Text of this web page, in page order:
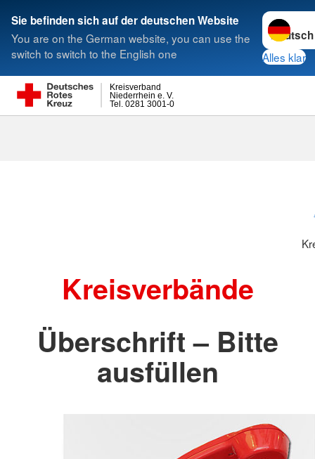
Sie befinden sich auf der deutschen Website
You are on the German website, you can use the
switch to switch to the English one
Sprache
Alles klar
Tel. 0281 3001-0
Niederrhein e. V.
Kreisverband
Suche
Kreisverbände
Überschrift – Bitte
ausfüllen